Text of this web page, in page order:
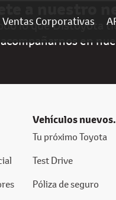
Ventas Corporativas
a nuestro
lo que Distoyota
en
Vehículos nuevos.
Tu próximo Toyota
Test Drive
Póliza de seguro